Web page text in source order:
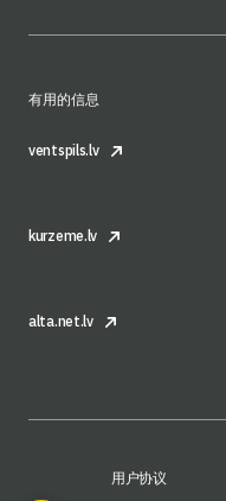
有用的信息
ventspils.lv
kurzeme.lv
alta.net.lv
用户协议